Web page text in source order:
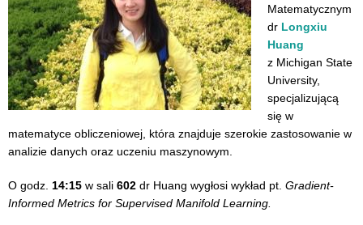
Matematycznym
dr Longxiu
Huang
z Michigan State
University,
specjalizującą
się w
matematyce obliczeniowej, która znajduje szerokie zastosowanie w
analizie danych oraz uczeniu maszynowym.
O godz. 14:15 w sali 602 dr Huang wygłosi wykład pt. Gradient-
Informed Metrics for Supervised Manifold Learning.